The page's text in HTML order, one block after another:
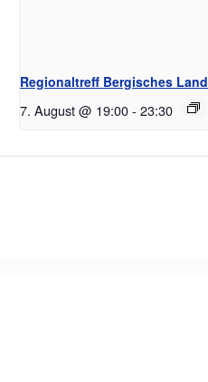
Regionaltreff Bergisches Land
7. August @ 19:00- 23:30